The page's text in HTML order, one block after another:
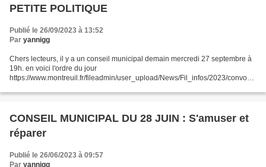
PETITE POLITIQUE
Publié le 26/09/2023 à 13:52
Par yannigg
Chers lecteurs, il y a un conseil municipal demain mercredi 27 septembre à
19h. en voici l'ordre du jour
https://www.montreuil.fr/fileadmin/user_upload/News/Fil_infos/2023/convocat
direct/...
CONSEIL MUNICIPAL DU 28 JUIN : S'amuser et
réparer
Publié le 26/06/2023 à 09:57
Par yannigg